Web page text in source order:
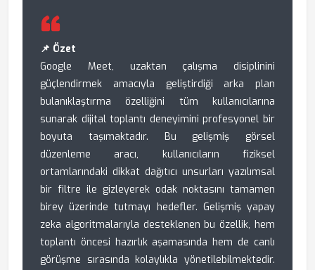
📌 Özet
Google Meet, uzaktan çalışma disiplinini
güçlendirmek amacıyla geliştirdiği arka plan
bulanıklaştırma özelliğini tüm kullanıcılarına
sunarak dijital toplantı deneyimini profesyonel bir
boyuta taşımaktadır. Bu gelişmiş görsel
düzenleme aracı, kullanıcıların fiziksel
ortamlarındaki dikkat dağıtıcı unsurları yazılımsal
bir filtre ile gizleyerek odak noktasını tamamen
birey üzerinde tutmayı hedefler. Gelişmiş yapay
zeka algoritmalarıyla desteklenen bu özellik, hem
toplantı öncesi hazırlık aşamasında hem de canlı
görüşme sırasında kolaylıkla yönetilebilmektedir.